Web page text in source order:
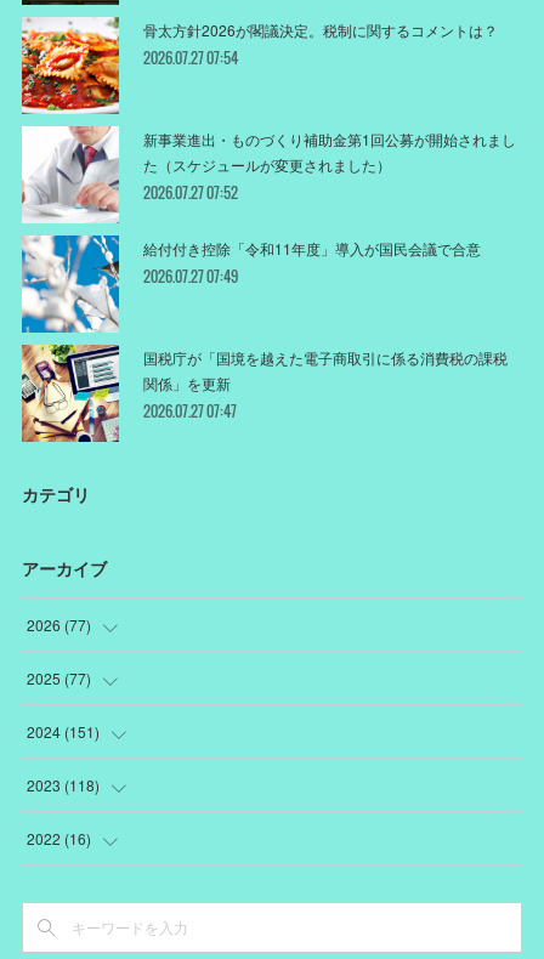
骨太方針2026が閣議決定。税制に関するコメントは？
2026.07.27 07:54
新事業進出・ものづくり補助金第1回公募が開始されまし
た（スケジュールが変更されました）
2026.07.27 07:52
給付付き控除「令和11年度」導入が国民会議で合意
2026.07.27 07:49
国税庁が「国境を越えた電子商取引に係る消費税の課税
関係」を更新
2026.07.27 07:47
カテゴリ
アーカイブ
2026 (77)
(18 )
(12
(12
(10
(15)
2025 (77)
(1)
(22
(22
(15)
2024 (151)
(19
(7
(5
2023 (118)
(18 )
(
2022 (16)
(